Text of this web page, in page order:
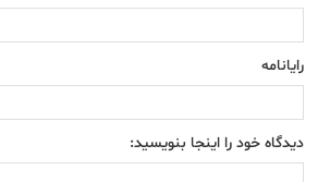
رایانامه
دیدگاه خود را اینجا بنویسید: